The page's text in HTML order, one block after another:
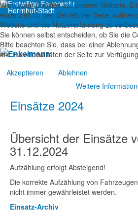
Einsätze 2024
Übersicht der Einsätze
31.12.2024
Aufzählung erfolgt Absteigend!
Die korrekte Aufzählung von
nicht immer gewährleistet werden.
Einsatz-Archiv
Wir nutzen Cookies auf unserer Website.
essenziell für den Betrieb der Seite,
Website und die Nutzererfahrung zu
Sie können selbst entscheiden, ob Sie die
Bitte beachten Sie, dass bei einer
alle Funktionalitäten der Seite zur
Akzeptieren
Ablehnen
Weitere